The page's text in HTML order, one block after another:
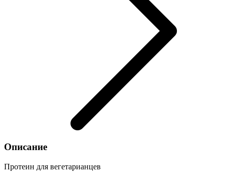
Описание
Протеин для вегетарианцев